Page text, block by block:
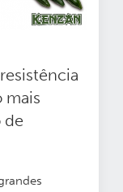
mais
de